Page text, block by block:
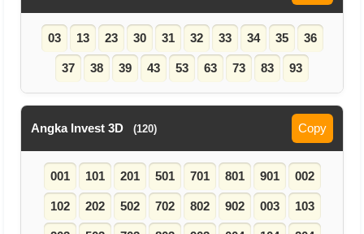
03 13 23 30 31 32 33 34 35 36
37 38 39 43 53 63 73 83 93
Angka Invest 3D (120) Copy
001 101 201 501 701 801 901 002
102 202 502 702 802 902 003 103